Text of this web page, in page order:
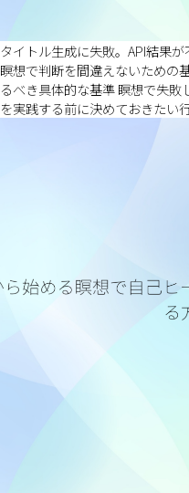
タイトル生成に失敗。API結果が
瞑想で判断を間違えないための
るべき具体的な基準 瞑想で失
を実践する前に決めておきたい